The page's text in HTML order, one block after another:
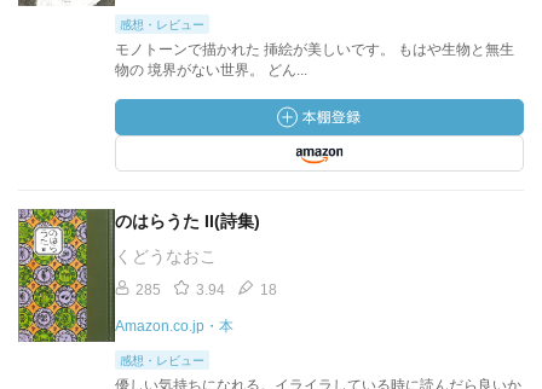
感想・レビュー
モノトーンで描かれた 挿絵が美しいです。 もはや生物と無生
物の 境界がない世界。 どん...
のはらうた II(詩集)
くどうなおこ
285 3.94 18
Amazon.co.jp・本
感想・レビュー
優しい気持ちになれる。イライラしている時に読んだら良いか